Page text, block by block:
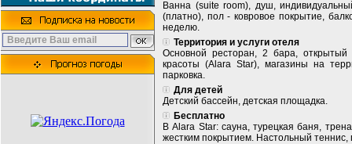
Ванна (suite room), душ,
(платно), пол - ковровое покрытие,
неделю.
Территория и услуги отеля
Основной ресторан, 2 бара,
красоты (Alara Star), магазины на
парковка.
Для детей
Детский бассейн, детская площадка.
Бесплатно
В Alara Star: сауна, турецкая баня,
жестким покрытием. Настольный теннис,